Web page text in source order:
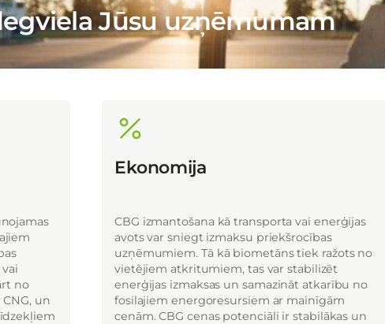
Jūsu uzņēmumam
no
un
Ekonomija
CBG izmantošana kā transporta vai enerģijas
avots var sniegt izmaksu priekšrocības
uzņēmumiem. Tā kā biometāns tiek ražots no
vietējiem atkritumiem, tas var stabilizēt
enerģijas izmaksas un samazināt atkarību no
fosilajiem energoresursiem ar mainīgām
cenām. CBG cenas potenciāli ir stabilākas un